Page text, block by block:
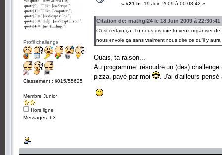
Profil challenge
Classement : 6015/55625
Membre Junior
Hors ligne
Messages: 63
« #21 le: 19 Juin 2009 à 00:08:42 »
Citation de: mathgl24 le 18 Juin 2009 à 22:30:41
C'est certain ça. Tu nous dis que tu veux organiser
nous envoie ça sans vraiment nous dire ce qu'il y
Ouais, ta raison...
Au programme: résoudre un (des)
pizza, payé par moi
. J'ai d'ailleurs